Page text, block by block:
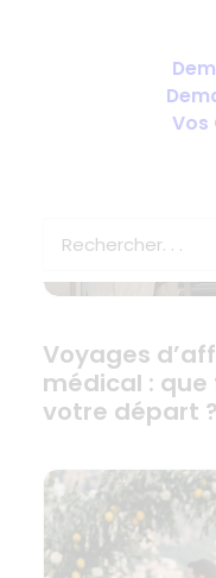
Vos
Voyages
médical :
votre départ ?